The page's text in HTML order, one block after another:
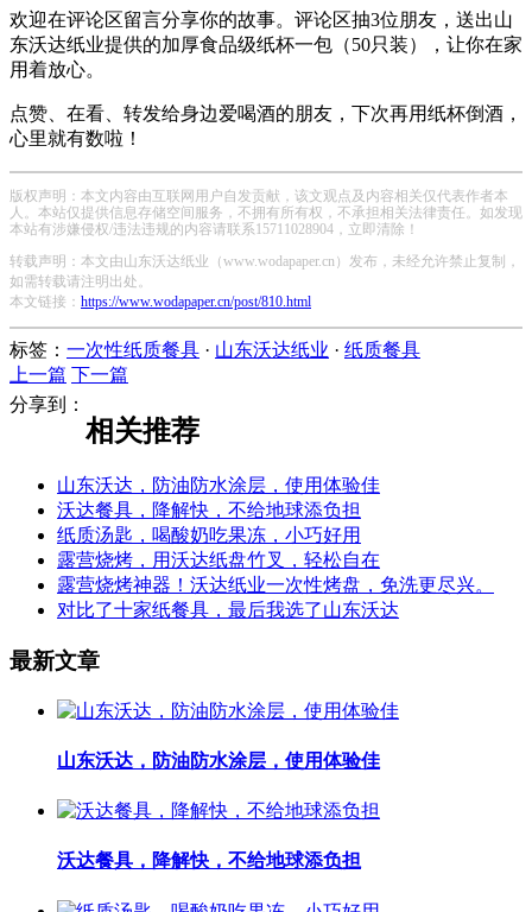
欢迎在评论区留言分享你的故事。评论区抽3位朋友，送出山
东沃达纸业提供的加厚食品级纸杯一包（50只装），让你在家
用着放心。
点赞、在看、转发给身边爱喝酒的朋友，下次再用纸杯倒酒，
心里就有数啦！
版权声明：本文内容由互联网用户自发贡献，该文观点及内容相关仅代表作者本
人。本站仅提供信息存储空间服务，不拥有所有权，不承担相关法律责任。如发现
本站有涉嫌侵权/违法违规的内容请联系15711028904，立即清除！
转载声明：本文由山东沃达纸业（www.wodapaper.cn）发布，未经允许禁止复制，
如需转载请注明出处。
本文链接： https://www.wodapaper.cn/post/810.html
标签： 一次性纸质餐具 · 山东沃达纸业 · 纸质餐具
上一篇 下一篇
分享到：
相关推荐
山东沃达，防油防水涂层，使用体验佳
沃达餐具，降解快，不给地球添负担
纸质汤匙，喝酸奶吃果冻，小巧好用
露营烧烤，用沃达纸盘竹叉，轻松自在
露营烧烤神器！沃达纸业一次性烤盘，免洗更尽兴。
对比了十家纸餐具，最后我选了山东沃达
最新文章
山东沃达，防油防水涂层，使用体验佳
沃达餐具，降解快，不给地球添负担